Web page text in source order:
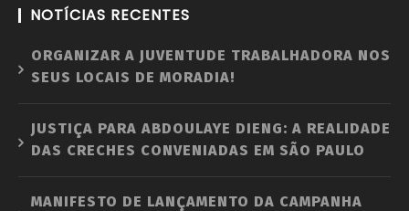
NOTÍCIAS RECENTES
ORGANIZAR A JUVENTUDE TRABALHADORA NOS
SEUS LOCAIS DE MORADIA!
JUSTIÇA PARA ABDOULAYE DIENG: A REALIDADE
DAS CRECHES CONVENIADAS EM SÃO PAULO
MANIFESTO DE LANÇAMENTO DA CAMPANHA